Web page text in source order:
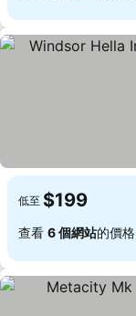
低至 $199
查看 6 個網站的價格